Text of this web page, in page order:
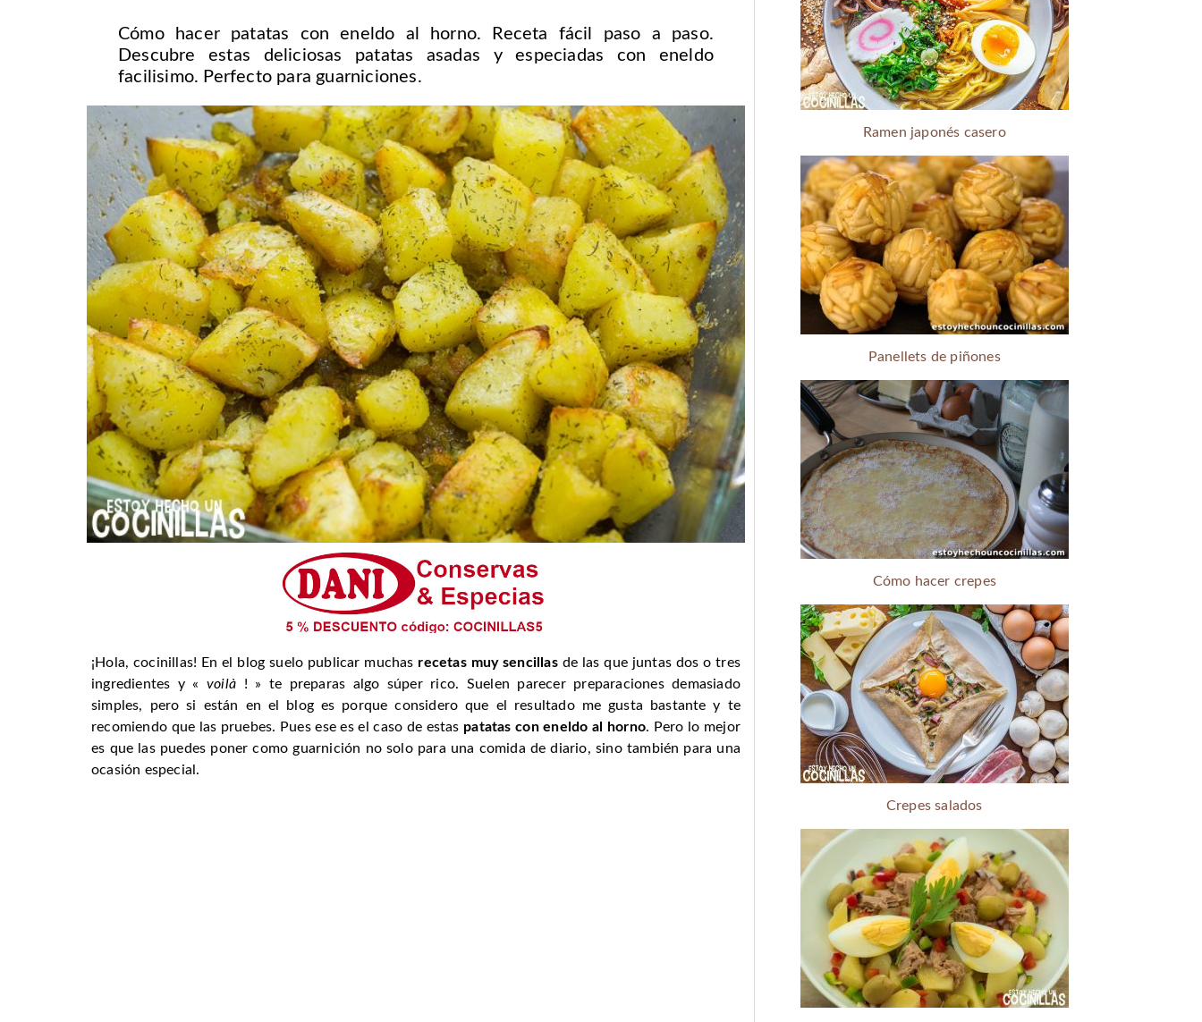
Cómo hacer patatas con eneldo al horno. Receta fácil paso a paso.
Descubre estas deliciosas patatas asadas y especiadas con eneldo
facilisimo. Perfecto para guarniciones.
¡Hola, cocinillas! En el blog suelo publicar muchas recetas muy sencillasde las que juntas dos o tres
ingredientes y «voilà ! » te preparas algo súper rico. Suelen parecer preparaciones demasiado
simples, pero si están en el blog es porque considero que el resultado me gusta bastante y te
recomiendo que las pruebes. Pues ese es el caso de estas patatas con eneldo al horno. Pero lo mejor
es que las puedes poner como guarnición no solo para una comida de diario, sino también para una
ocasión especial.
Ramen japonés casero
Panellets de piñones
Cómo hacer crepes
Crepes salados